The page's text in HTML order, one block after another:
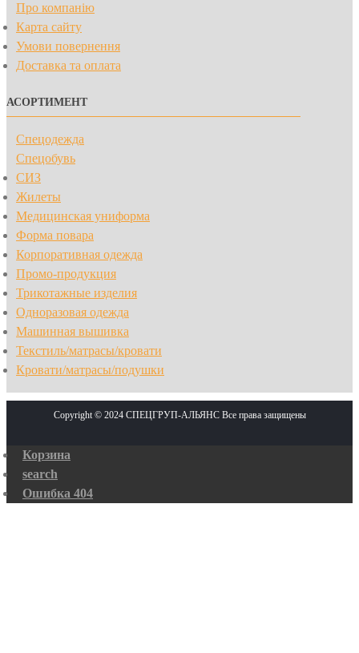
Про компанію
Карта сайту
Умови повернення
Доставка та оплата
АСОРТИМЕНТ
Спецодежда
Спецобувь
СИЗ
Жилеты
Медицинская униформа
Форма повара
Корпоративная одежда
Промо-продукция
Трикотажные изделия
Одноразовая одежда
Машинная вышивка
Текстиль/матрасы/кровати
Кровати/матрасы/подушки
Copyright © 2024 СПЕЦГРУП-АЛЬЯНС Все права защищены
Корзина
search
Ошибка 404